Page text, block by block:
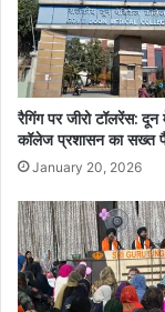
रैगिंग पर जीरो टॉलरेंस:
कॉलेज प्रशासन का सख्त
January 20, 2026